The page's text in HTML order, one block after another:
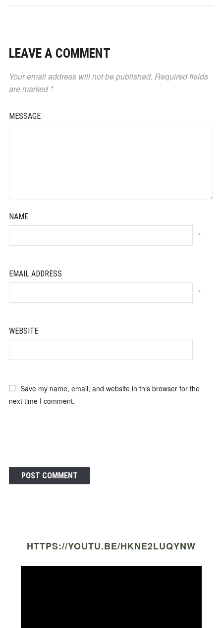
LEAVE A COMMENT
Your email address will not be published. Required fields
are marked *
MESSAGE
NAME
*
EMAIL ADDRESS
*
WEBSITE
Save my name, email, and website in this browser for the
next time I comment.
HTTPS://YOUTU.BE/HKNE2LUQYNW